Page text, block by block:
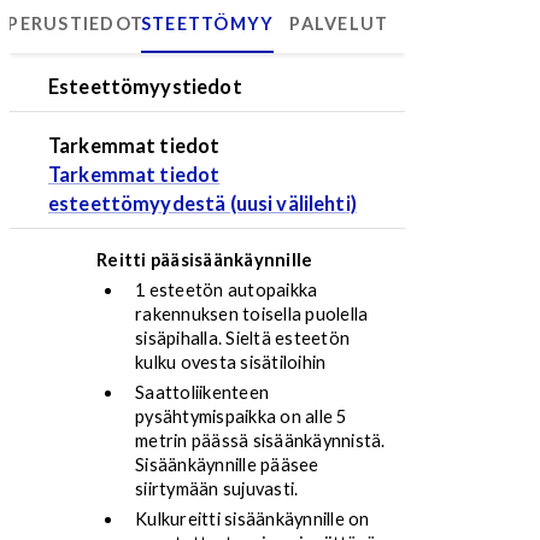
PERUSTIEDOTESTEETTÖMYYS PALVELUT
Esteettömyystiedot
Tarkemmat tiedot
Tarkemmat tiedot
esteettömyydestä (uusi välilehti)
Reitti pääsisäänkäynnille
1 esteetön autopaikka
rakennuksen toisella puolella
sisäpihalla. Sieltä esteetön
kulku ovesta sisätiloihin
Saattoliikenteen
pysähtymispaikka on alle 5
metrin päässä sisäänkäynnistä.
Sisäänkäynnille pääsee
siirtymään sujuvasti.
Kulkureitti sisäänkäynnille on